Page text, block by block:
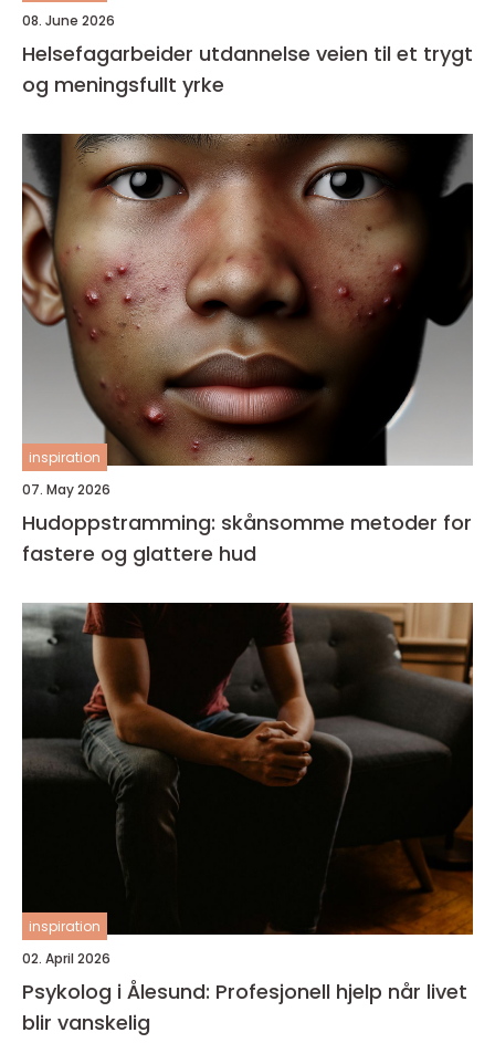
08. June 2026
Helsefagarbeider utdannelse veien til et trygt
og meningsfullt yrke
inspiration
07. May 2026
Hudoppstramming: skånsomme metoder for
fastere og glattere hud
inspiration
02. April 2026
Psykolog i Ålesund: Profesjonell hjelp når livet
blir vanskelig